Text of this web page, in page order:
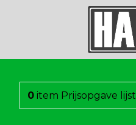
0 item Prijsopgave lijst